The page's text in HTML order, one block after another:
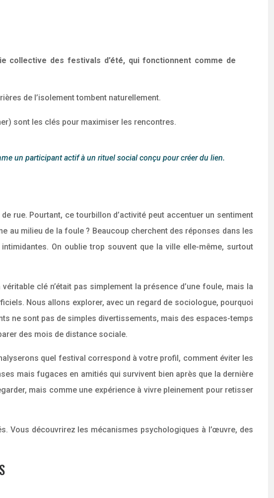
collective des festivals d’été, qui fonctionnent comme de
de l’isolement tombent naturellement.
sont les clés pour maximiser les rencontres.
un participant actif à un rituel social conçu pour créer du lien.
rue. Pourtant, ce tourbillon d’activité peut accentuer un sentiment
au milieu de la foule ? Beaucoup cherchent des réponses dans les
On oublie trop souvent que la ville elle-même, surtout
clé n’était pas simplement la présence d’une foule, mais la
Nous allons explorer, avec un regard de sociologue, pourquoi
ne sont pas de simples divertissements, mais des espaces-temps
des mois de distance sociale.
quel festival correspond à votre profil, comment éviter les
mais fugaces en amitiés qui survivent bien après que la dernière
mais comme une expérience à vivre pleinement pour retisser
Vous découvrirez les mécanismes psychologiques à l’œuvre, des